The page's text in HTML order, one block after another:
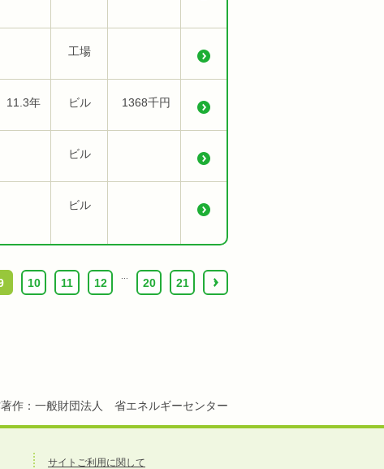
工場
11.3年 ビル 1368千円
ビル
ビル
10 11 12 20 21 ›
作：一般財団法人 省エネルギーセンター
サイトご利用に関して